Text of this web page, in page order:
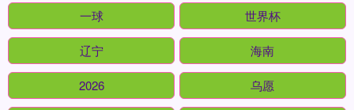
一球 世界杯
辽宁 海南
2026 乌愿